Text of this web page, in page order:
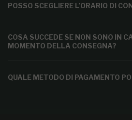
POSSO SCEGLIERE L’ORARIO DI
COSA SUCCEDE SE NON SONO IN
MOMENTO DELLA CONSEGNA?
QUALE METODO DI PAGAMENTO